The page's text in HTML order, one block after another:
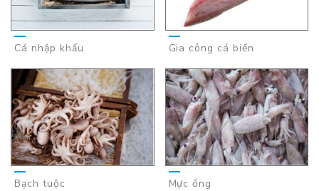
Cá nhập khẩu Gia công cá biển
Bạch tuộc Mực ống